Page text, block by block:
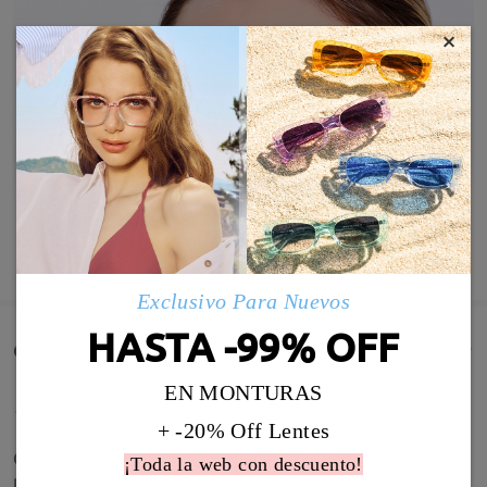
MOSTRAR MÁS
Comentarios de Clientes(49)
Cómodas y muy bien el único problema es que son
pequeñas
×
Exclusivo Para Nuevos
HASTA -99% OFF
EN MONTURAS
+ -20% Off Lentes
¡Toda la web con descuento!